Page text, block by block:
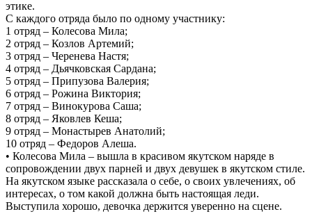
этике.
С каждого отряда было по одному участнику:
1 отряд – Колесова Мила;
2 отряд – Козлов Артемий;
3 отряд – Черенева Настя;
4 отряд – Дьячковская Сардана;
5 отряд – Припузова Валерия;
6 отряд – Рожина Виктория;
7 отряд – Винокурова Саша;
8 отряд – Яковлев Кеша;
9 отряд – Монастырев Анатолий;
10 отряд – Федоров Алеша.
• Колесова Мила – вышла в красивом якутском наряде в
сопровождении двух парней и двух девушек в якутском стиле.
На якутском языке рассказала о себе, о своих увлечениях, об
интересах, о том какой должна быть настоящая леди.
Выступила хорошо, девочка держится уверенно на сцене.